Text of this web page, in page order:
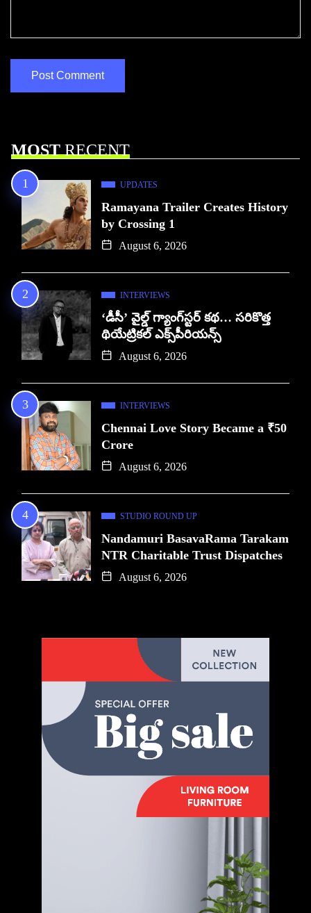
MOSTRECENT
UPDATES
Ramayana Trailer Creates History
by Crossing 1
August 6, 2026
INTERVIEWS
‘డీసీ’ వైల్డ్ గ్యాంగ్‌స్టర్ కథ… సరికొత్త
థియేట్రికల్ ఎక్స్‌పీరియన్స్
August 6, 2026
INTERVIEWS
Chennai Love Story Became a ₹50
Crore
August 6, 2026
STUDIO ROUND UP
Nandamuri BasavaRama Tarakam
NTR Charitable Trust Dispatches
August 6, 2026